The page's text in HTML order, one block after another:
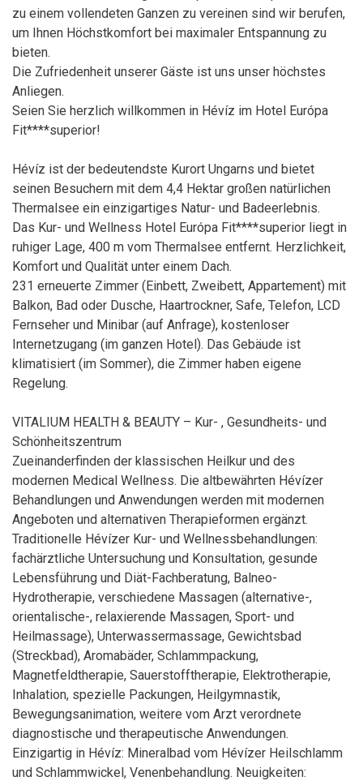
zu einem vollendeten Ganzen zu vereinen sind wir berufen,
um Ihnen Höchstkomfort bei maximaler Entspannung zu
bieten.
Die Zufriedenheit unserer Gäste ist uns unser höchstes
Anliegen.
Seien Sie herzlich willkommen in Hévíz im Hotel Európa
Fit****superior!
Hévíz ist der bedeutendste Kurort Ungarns und bietet
seinen Besuchern mit dem 4,4 Hektar großen natürlichen
Thermalsee ein einzigartiges Natur- und Badeerlebnis.
Das Kur- und Wellness Hotel Európa Fit****superior liegt in
ruhiger Lage, 400 m vom Thermalsee entfernt. Herzlichkeit,
Komfort und Qualität unter einem Dach.
231 erneuerte Zimmer (Einbett, Zweibett, Appartement) mit
Balkon, Bad oder Dusche, Haartrockner, Safe, Telefon, LCD
Fernseher und Minibar (auf Anfrage), kostenloser
Internetzugang (im ganzen Hotel). Das Gebäude ist
klimatisiert (im Sommer), die Zimmer haben eigene
Regelung.
VITALIUM HEALTH & BEAUTY – Kur- , Gesundheits- und
Schönheitszentrum
Zueinanderfinden der klassischen Heilkur und des
modernen Medical Wellness. Die altbewährten Hévízer
Behandlungen und Anwendungen werden mit modernen
Angeboten und alternativen Therapieformen ergänzt.
Traditionelle Hévízer Kur- und Wellnessbehandlungen:
fachärztliche Untersuchung und Konsultation, gesunde
Lebensführung und Diät-Fachberatung, Balneo-
Hydrotherapie, verschiedene Massagen (alternative-,
orientalische-, relaxierende Massagen, Sport- und
Heilmassage), Unterwassermassage, Gewichtsbad
(Streckbad), Aromabäder, Schlammpackung,
Magnetfeldtherapie, Sauerstofftherapie, Elektrotherapie,
Inhalation, spezielle Packungen, Heilgymnastik,
Bewegungsanimation, weitere vom Arzt verordnete
diagnostische und therapeutische Anwendungen.
Einzigartig in Hévíz: Mineralbad vom Hévízer Heilschlamm
und Schlammwickel, Venenbehandlung. Neuigkeiten: